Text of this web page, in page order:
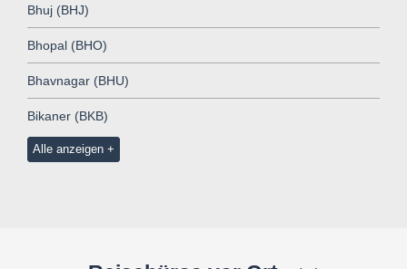
Bhuj (BHJ)
Bhopal (BHO)
Bhavnagar (BHU)
Bikaner (BKB)
Alle anzeigen